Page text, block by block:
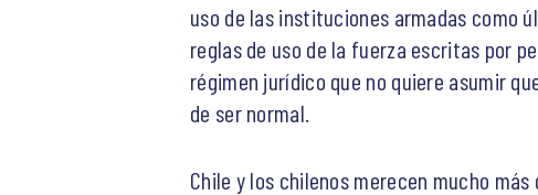
uso de las instituciones armadas como
reglas de uso de la fuerza escritas por
régimen jurídico que no quiere asumir
de ser normal.
Chile y los chilenos merecen mucho